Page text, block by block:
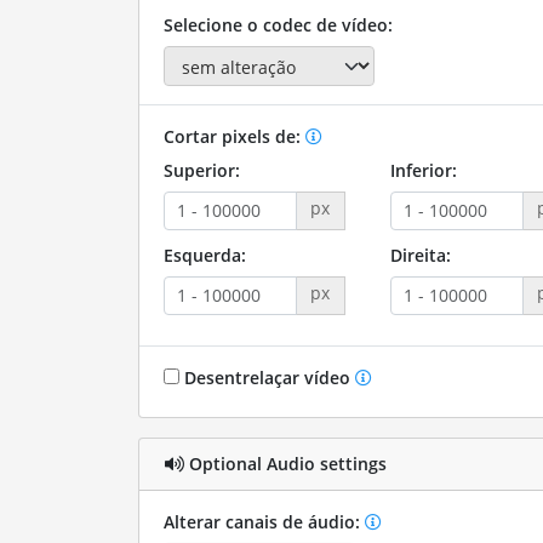
Selecione o codec de vídeo:
Cortar pixels de:
Superior:
px
Inferior:
Esquerda:
px
Direita:
Desentrelaçar vídeo
Optional Audio settings
Alterar canais de áudio: